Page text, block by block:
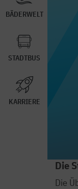
BÄDERWELT
STADTBUS
KARRIERE
Die
Die